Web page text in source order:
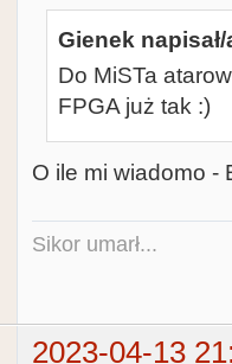
Gienek napisał/
Do MiSTa
FPGA już tak :)
O ile mi wiadomo -
Sikor umarł...
2023-04-13